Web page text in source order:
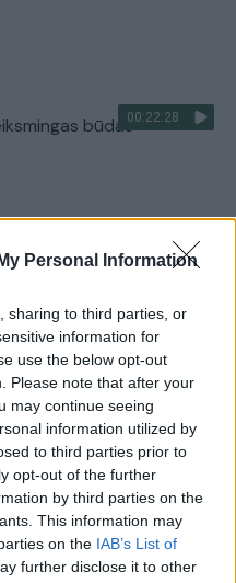
Personal Information
sharing to third parties, or
information for
use the below opt-out
Please note that after your
may continue seeing
information utilized by
to third parties prior to
opt-out of the further
by third parties on the
This information may
on the IAB’s List of
further disclose it to other
00:22:28
būdas
00:00:30
r.: dviejų moterų ir
00:00:57